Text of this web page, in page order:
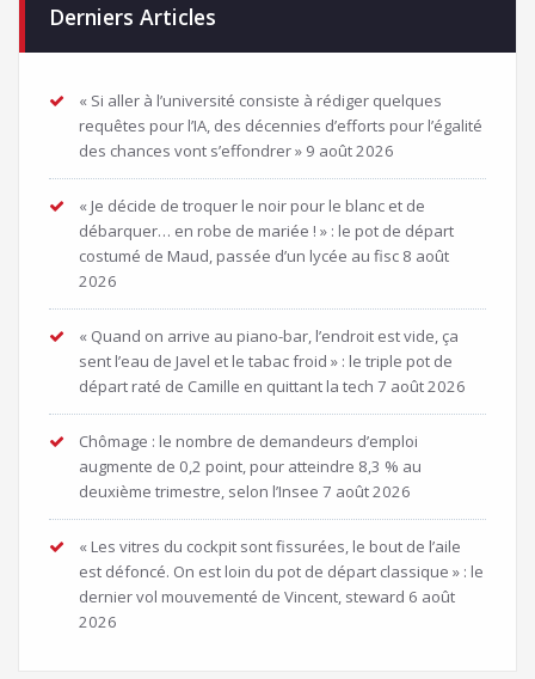
Derniers Articles
« Si aller à l’université consiste à rédiger quelques
requêtes pour l’IA, des décennies d’efforts pour l’égalité
des chances vont s’effondrer » 9 août 2026
« Je décide de troquer le noir pour le blanc et de
débarquer… en robe de mariée ! » : le pot de départ
costumé de Maud, passée d’un lycée au fisc 8 août
2026
« Quand on arrive au piano-bar, l’endroit est vide, ça
sent l’eau de Javel et le tabac froid » : le triple pot de
départ raté de Camille en quittant la tech 7 août 2026
Chômage : le nombre de demandeurs d’emploi
augmente de 0,2 point, pour atteindre 8,3 % au
deuxième trimestre, selon l’Insee 7 août 2026
« Les vitres du cockpit sont fissurées, le bout de l’aile
est défoncé. On est loin du pot de départ classique » : le
dernier vol mouvementé de Vincent, steward 6 août
2026